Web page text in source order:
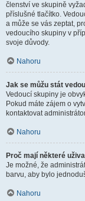
členství ve skupině
příslušné tlačítko.
a může se vás zeptat,
vedoucího skupiny v
svoje důvody.
Nahoru
Jak se můžu stát
Vedoucí skupiny je
Pokud máte zájem o
kontaktovat
Nahoru
Proč mají některé
Je možné, že
barvu, aby bylo
Nahoru